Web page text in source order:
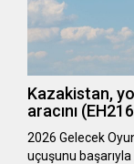
Kazakistan,
aracını
2026 Gelecek
uçuşunu başarıyla …